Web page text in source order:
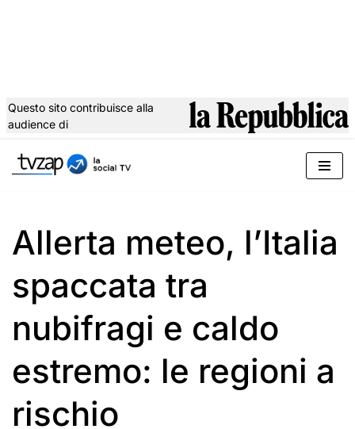
al
Questo sito contribuisce alla
audience di
Allerta meteo, l’Italia
spaccata tra
nubifragi e caldo
estremo: le regioni a
rischio